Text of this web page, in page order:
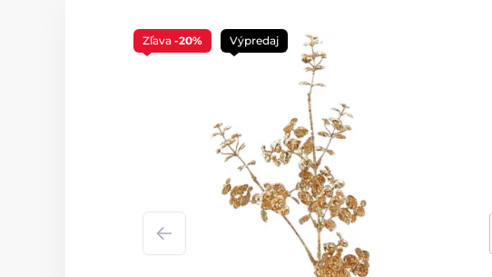
Zľava -20% Výpredaj